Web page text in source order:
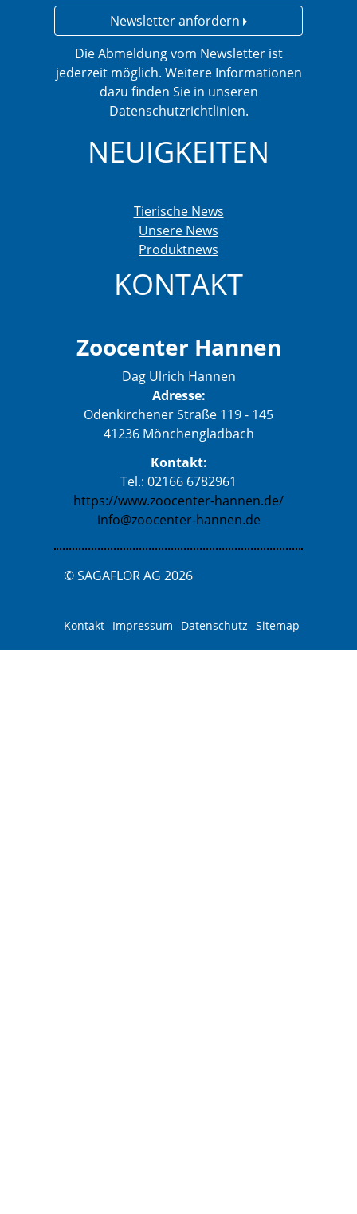
Newsletter anfordern
Die Abmeldung vom Newsletter ist
jederzeit möglich. Weitere Informationen
dazu finden Sie in unseren
Datenschutzrichtlinien.
NEUIGKEITEN
Tierische News
Unsere News
Produktnews
KONTAKT
Zoocenter Hannen
Dag Ulrich Hannen
Adresse:
Odenkirchener Straße 119 - 145
41236 Mönchengladbach
Kontakt:
Tel.: 02166 6782961
https://www.zoocenter-hannen.de/
info@zoocenter-hannen.de
© SAGAFLOR AG 2026
Kontakt Impressum Datenschutz Sitemap